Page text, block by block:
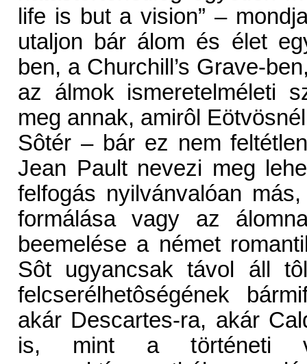
life is but a vision” –
utaljon bár álom és élet
ben, a Churchill’s Grave-
az álmok ismeretelméleti
meg annak, amirôl
Sôtér – bár ez nem
Jean Pault nevezi meg
felfogás nyilvánvalóan
formálása vagy az
beemelése a német
Sôt ugyancsak távol áll
felcserélhetôségének
akár Descartes-ra, akár
is, mint a történeti